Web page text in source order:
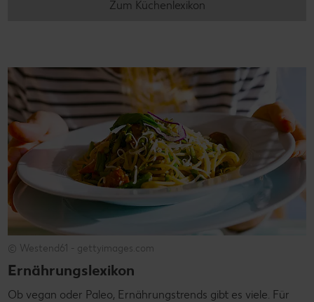
Zum Küchenlexikon
© Westend61 - gettyimages.com
Ernährungslexikon
Ob vegan oder Paleo, Ernährungstrends gibt es viele. Für